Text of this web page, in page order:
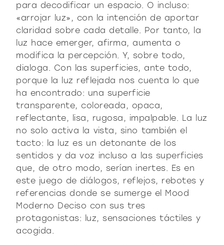
accesorios
mesas
mesitas de centro y
auxiliares
mesitas de noche
consola
sillas
sofás y butacas
home office
todos los
productos
materioteca
Puro decidido Puro suave
Moderno decidido Moderno suave
Vitrinas y Aparadores
Librería y sistemas
Iluminación
Accesorios
Mesas
Mesitas de centro y auxiliares
Mesitas de noche
Consola
Sillas
Sofás y butacas
Home Office
contacto
Milano Design Week 2026
azienda
Ser Fiam
Vittorio Livi, la idea
increíblemente vidrio
Responsables por naturaleza
Villa Miralfiore
documenti
Descargas
Certificaciones
B2B
press & news
Historias
Noticias
Editoriales
Notas de prensa
¿es usted arquitecto?
¿es usted distribuidor?
contract y proyectos
para decodificar un espacio. O incluso:
«arrojar luz», con la intención de aportar
claridad sobre cada detalle. Por tanto, la
luz hace emerger, afirma, aumenta o
modifica la percepción. Y, sobre todo,
dialoga. Con las superficies, ante todo,
porque la luz reflejada nos cuenta lo que
ha encontrado: una superficie
transparente, coloreada, opaca,
reflectante, lisa, rugosa, impalpable. La luz
no solo activa la vista, sino también el
tacto: la luz es un detonante de los
sentidos y da voz incluso a las superficies
que, de otro modo, serían inertes. Es en
este juego de diálogos, reflejos, rebotes y
referencias donde se sumerge el Mood
Moderno Deciso con sus tres
protagonistas: luz, sensaciones táctiles y
acogida.